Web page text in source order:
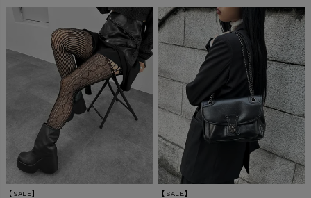
【SALE】 【SALE】